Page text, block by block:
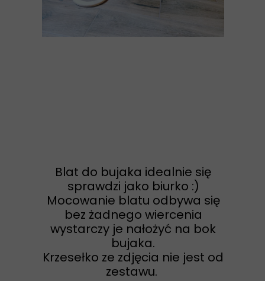
Blat do bujaka idealnie się
sprawdzi jako biurko :)
Mocowanie blatu odbywa się
bez żadnego wiercenia
wystarczy je nałożyć na bok
bujaka.
Krzesełko ze zdjęcia nie jest od
zestawu.